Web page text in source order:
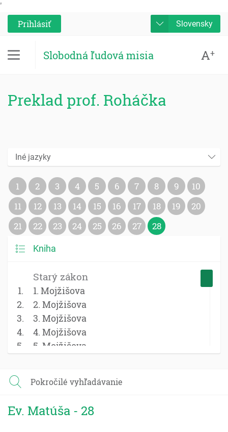
'
Prihlásiť
Slovensky
Slobodná ľudová misia A+
Preklad prof. Roháčka
Iné jazyky
1 2 3 4 5 6 7 8 9
10
11
12 13 14 15 16 17 18 19
20
21
22 23 24 25 26 27 28
Kniha
Starý zákon
1. Mojžišova
2. Mojžišova
3. Mojžišova
4. Mojžišova
5. Mojžišova
Rút
2 Samuel
Pokročilé vyhľadávanie
Ev. Matúša - 28